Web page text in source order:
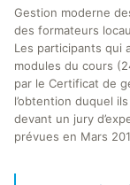
Gestion moderne
des formateurs
Les participants qui
modules du cours
par le Certificat de
l’obtention duquel
devant un jury
prévues en Mars